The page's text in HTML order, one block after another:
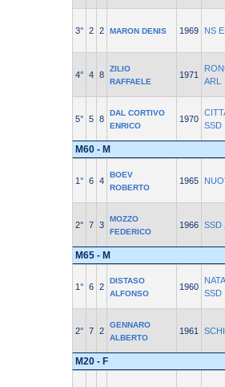
3° 2 2 MARON DENIS 1969 NS
4° 4 8
ZILIO
RAFFAELE
1971
ARL
5° 5 8
DAL CORTIVO
ENRICO
1970
SSD
M60 - M
1° 6 4
BOEV
ROBERTO
1965
2° 7 3
MOZZO
FEDERICO
1966 SSD
M65 - M
1° 6 2
DISTASO
ALFONSO
1960
SSD
2° 7 2
GENNARO
ALBERTO
1961
M20 - F